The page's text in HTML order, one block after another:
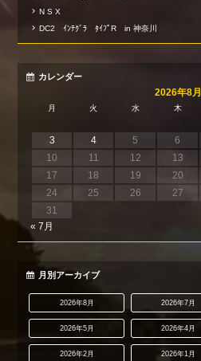
N S X
DC2 ｲﾝﾃｸﾞﾗ ﾀｲﾌﾟR in 神奈川
カレンダー
2026年8月
月 火 水 木
3
4 5 6
10
11 12 13
17
18 19 20
24
25 26 27
31
« 7月
月別アーカイブ
2026年8月 2026年7月
2026年5月 2026年4月
2026年2月 2026年1月